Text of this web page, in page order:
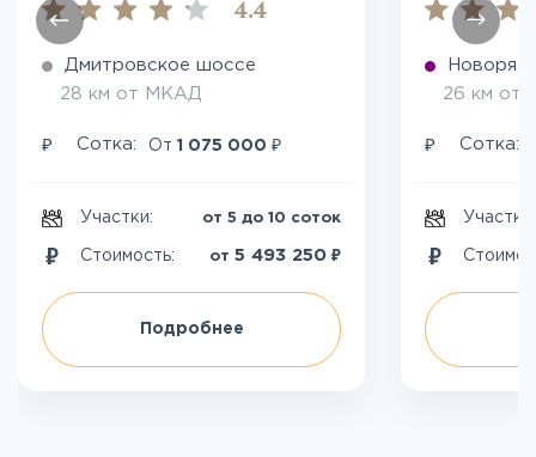
4.4
Дмитровское шоссе
28 км от МКАД
₽ Сотка: От 1 075 000 ₽
Участки: от 5 до 10 соток
Стоимость: от 5 493 250 ₽
Подробнее
26 км от
₽ Сотка:
Участки: